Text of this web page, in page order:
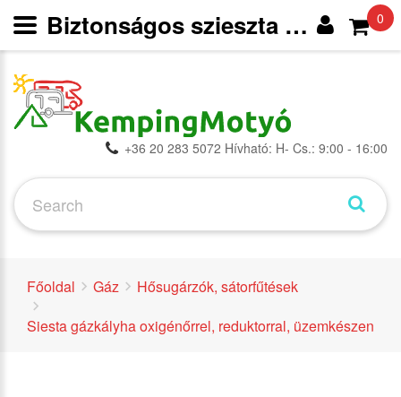
+36 20 283 5072 Hívható: H- Cs.: 9:00 - 16:00
0
Főoldal Gáz
Hősugárzók, sátorfűtések
Siesta gázkályha oxigénőrrel, reduktorral, üzemkészen
Biztonságos szieszta kályha - Hősugárzók, sátorfűtések - Gáz -